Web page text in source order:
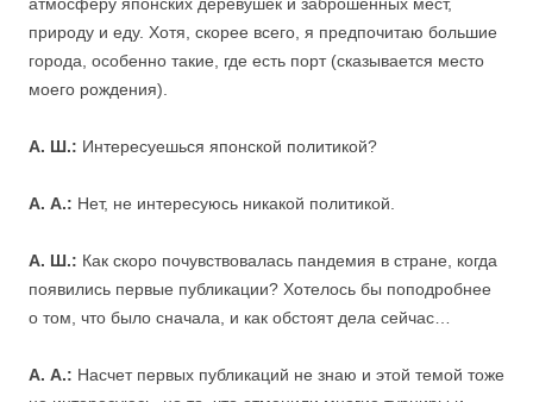
природу и еду. Хотя, скорее всего, я предпочитаю большие
города, особенно такие, где есть порт (сказывается место
моего рождения).
А. Ш.: Интересуешься японской политикой?
А. А.: Нет, не интересуюсь никакой политикой.
А. Ш.: Как скоро почувствовалась пандемия в стране, когда
появились первые публикации? Хотелось бы поподробнее
о том, что было сначала, и как обстоят дела сейчас…
А. А.: Насчет первых публикаций не знаю и этой темой тоже